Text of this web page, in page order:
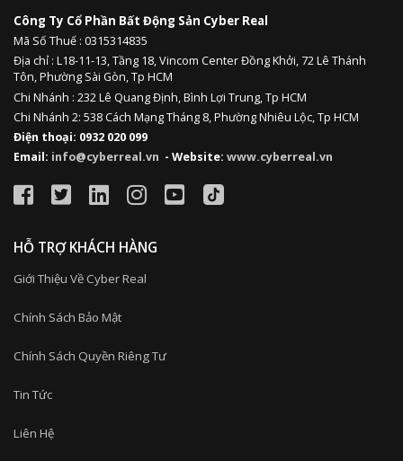
Công Ty Cổ Phần Bất Động Sản Cyber Real
Mã Số Thuế : 0315314835
Địa chỉ : L18-11-13,Tầng 18, Vincom Center Đồng Khởi, 72 Lê Thánh
Tôn, Phường Sài Gòn, Tp HCM
Chi Nhánh : 232 Lê Quang Định,Bình Lợi Trung,Tp HCM
Chi Nhánh 2: 538 Cách Mạng Tháng 8, Phường Nhiêu Lộc, Tp HCM
Điện thoại: 0932 020 099
Email: info@cyberreal.vn - Website: www.cyberreal.vn
HỖ TRỢ KHÁCH HÀNG
Giới Thiệu Về Cyber Real
Chính Sách Bảo Mật
Chính Sách Quyền Riêng Tư
Tin Tức
Liên Hệ